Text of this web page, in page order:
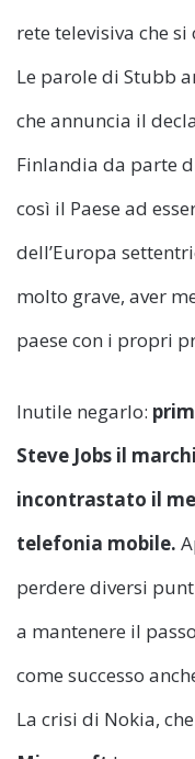
rete televisiva che
Le parole di Stubb
che annuncia il
Finlandia da parte
così il Paese ad
dell’Europa
molto grave, aver
paese con i propri
Inutile negarlo:
Steve Jobs il
incontrastato il
telefonia mobile.
perdere diversi
a mantenere il
come successo
La crisi di Nokia,